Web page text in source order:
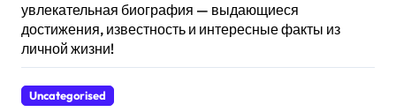
увлекательная биография — выдающиеся
достижения, известность и интересные факты из
личной жизни!
Uncategorised